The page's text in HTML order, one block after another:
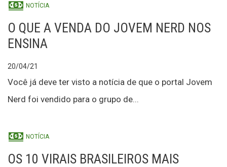
NOTÍCIA
O QUE A VENDA DO JOVEM NERD NOS
ENSINA
20/04/21
Você já deve ter visto a notícia de que o portal Jovem
Nerd foi vendido para o grupo de...
NOTÍCIA
OS 10 VIRAIS BRASILEIROS MAIS